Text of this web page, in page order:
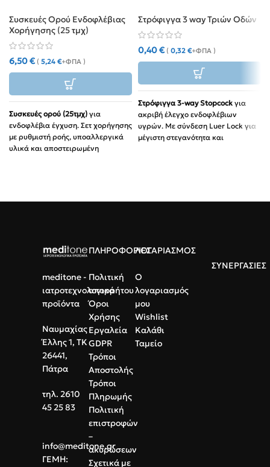
Συσκευές Ορού Ενδοφλέβιας
Χορήγησης (25 τμχ)
6,50€ ( 5,24 €+ΦΠΑ )
Συσκευές ορού (25τμχ) για
ενδοφλέβια έγχυση. Σετ χορήγησης
με ρυθμιστή ροής, υποαλλεργικά
υλικά και αποστειρωμένη
Ασφάλεια:Σταθερή σύνδεση &
Στρόφιγγα 3 way Τριών Οδών
0,40€ ( 0,32 €+ΦΠΑ )
Στρόφιγγα 3-way Stopcock για
ακριβή έλεγχο ενδοφλέβιων
υγρών. Με σύνδεση Luer Lock για
μέγιστη στεγανότητα και
μίας χρήσης.
meditone -
ιατροτεχνολογικά
προϊόντα
Ναυμαχίας
Έλλης 1, ΤΚ
26441,
Πάτρα
τηλ. 2610
45 25 83
info@meditone.gr
ΓΕΜΗ:
ΠΛΗΡΟΦΟΡΙΕΣ
Πολιτική
απορρήτου
Όροι
Χρήσης
Εργαλεία
GDPR
Τρόποι
Αποστολής
Τρόποι
Πληρωμής
Πολιτική
επιστροφών
–
ακυρώσεων
Σχετικά με
ΛΟΓΑΡΙΑΣΜΟΣ
Ο
λογαριασμός
μου
Wishlist
Καλάθι
Ταμείο
ΣΥΝΕΡΓΑΣΙΕΣ